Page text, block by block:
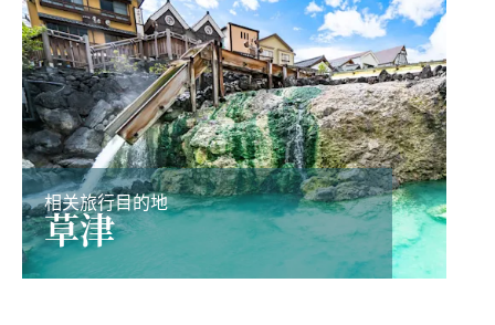
相关旅行目的地
草津